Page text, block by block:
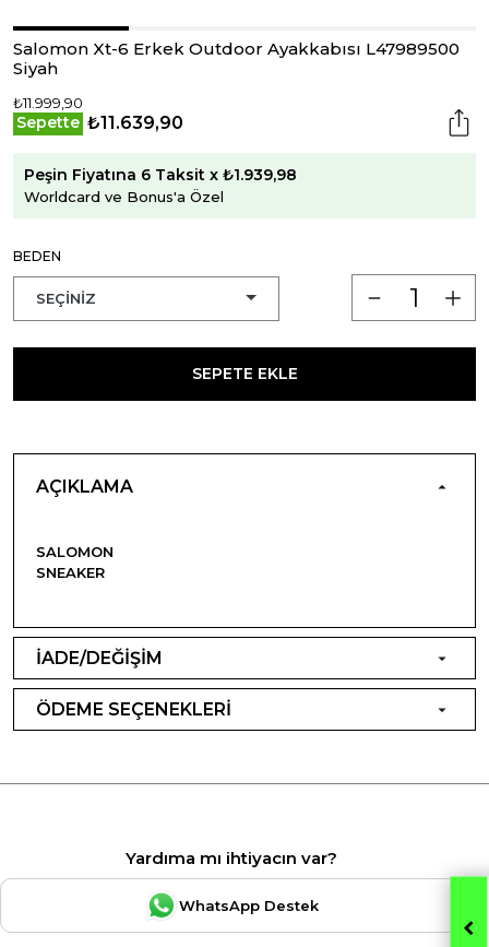
Salomon Xt-6 Erkek Outdoor Ayakkabısı L47989500
Siyah
₺11.999,90
Sepette ₺11.639,90
Peşin Fiyatına 6 Taksit x ₺1.939,98
Worldcard ve Bonus'a Özel
BEDEN
SEPETE EKLE
AÇIKLAMA
SALOMON
SNEAKER
İADE/DEĞİŞİM
ÖDEME SEÇENEKLERİ
Yardıma mı ihtiyacın var?
WhatsApp Destek